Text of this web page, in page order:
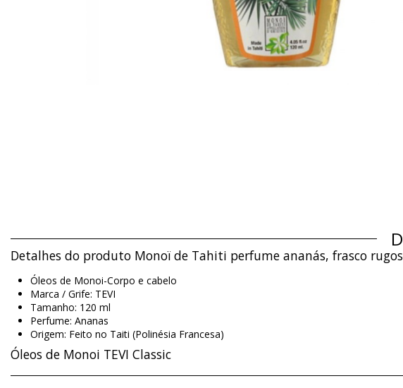
Detalhes do produto Monoï de Tahiti perfume ananás, frasco
Óleos de Monoi-Corpo e cabelo
Marca / Grife: TEVI
Tamanho: 120 ml
Perfume: Ananas
Origem: Feito no Taiti (Polinésia Francesa)
Óleos de Monoi TEVI Classic